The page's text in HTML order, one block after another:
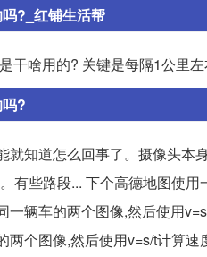
?_红铺生活帮
干啥用的? 关键是每隔1公里
?
就知道怎么回事了。摄像头
有些路段... 下个高德地图使
一辆车的两个图像,然后使用
个图像,然后使用v=s/t计算